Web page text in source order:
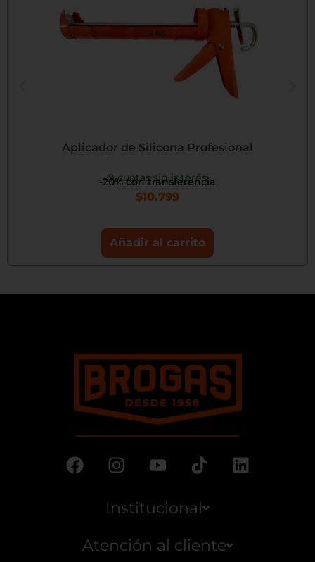
Aplicador de Silicona Profesional
9 cuotas sin interés
-20% con transferencia
$10.799
Añadir al carrito
Institucional
Atención al cliente